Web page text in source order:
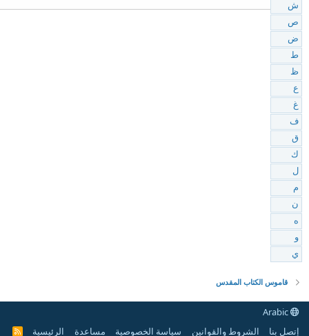
ش
ص
ض
ط
ظ
ع
غ
ف
ق
ك
ل
م
ن
ه
و
ي
قاموس الكتاب المقدس
إتصل بنا
الشروط والقوانين سياسة الخصوصية مساعدة الرئيسية
R